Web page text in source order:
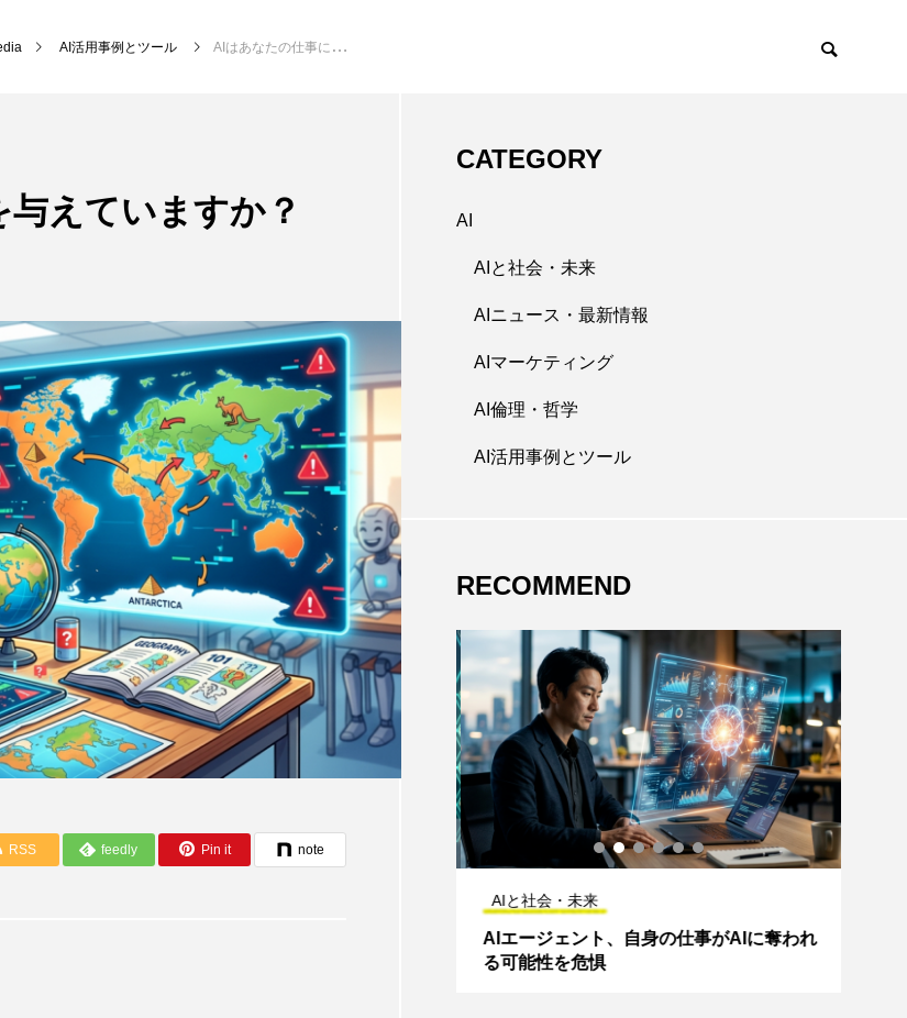
AI活用事例とツール AIはあなたの仕事に影響を与えていますか？
えていますか？
RSS feedly Pin it note
CATEGORY
AI
AIと社会・未来
AIニュース・最新情報
AIマーケティング
AI倫理・哲学
AI活用事例とツール
RECOMMEND
AIと社会・未来
AIエージェント、自身の仕事がAIに奪われ
る可能性を危惧